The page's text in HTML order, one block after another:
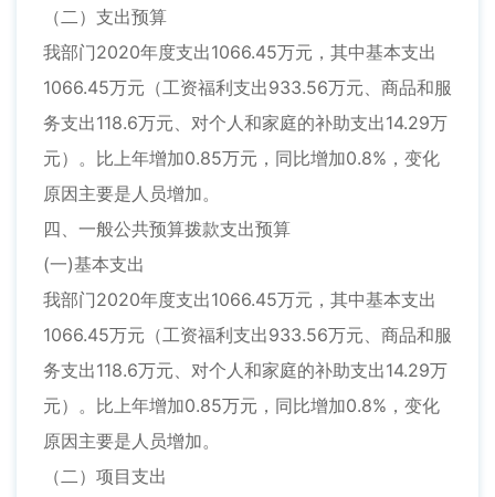
（二）支出预算
我部门2020年度支出1066.45万元，其中基本支出
1066.45万元（工资福利支出933.56万元、商品和服
务支出118.6万元、对个人和家庭的补助支出14.29万
元）。比上年增加0.85万元，同比增加0.8%，变化
原因主要是人员增加。
四、一般公共预算拨款支出预算
(一)基本支出
我部门2020年度支出1066.45万元，其中基本支出
1066.45万元（工资福利支出933.56万元、商品和服
务支出118.6万元、对个人和家庭的补助支出14.29万
元）。比上年增加0.85万元，同比增加0.8%，变化
原因主要是人员增加。
（二）项目支出